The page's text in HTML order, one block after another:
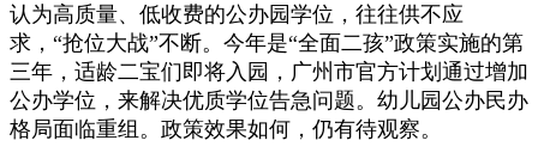
认为高质量、低收费的公办园学位，往往供不应
求，“抢位大战”不断。今年是“全面二孩”政策实施的第
三年，适龄二宝们即将入园，广州市官方计划通过增加
公办学位，来解决优质学位告急问题。幼儿园公办民办
格局面临重组。政策效果如何，仍有待观察。